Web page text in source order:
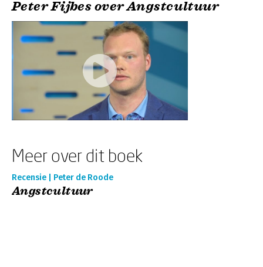
Peter Fijbes over Angstcultuur
Meer over dit boek
Recensie | Peter de Roode
Angstcultuur